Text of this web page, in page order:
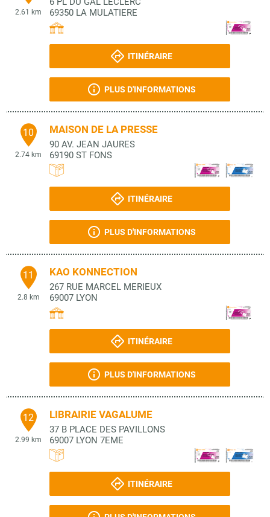
2.61 km
69350 LA MULATIERE
ITINÉRAIRE
PLUS D'INFORMATIONS
10
2.74 km
MAISON DE LA PRESSE
90 AV. JEAN JAURES
69190 ST FONS
ITINÉRAIRE
PLUS D'INFORMATIONS
11
2.8 km
KAO KONNECTION
267 RUE MARCEL MERIEUX
69007 LYON
ITINÉRAIRE
PLUS D'INFORMATIONS
12
2.99 km
LIBRAIRIE VAGALUME
37 B PLACE DES PAVILLONS
69007 LYON 7EME
ITINÉRAIRE